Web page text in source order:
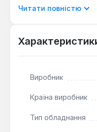
потрібну
повітрям,
спрощує
Змішувач
Читати повністю
Виробник
Країна виробник
Тип обладнання